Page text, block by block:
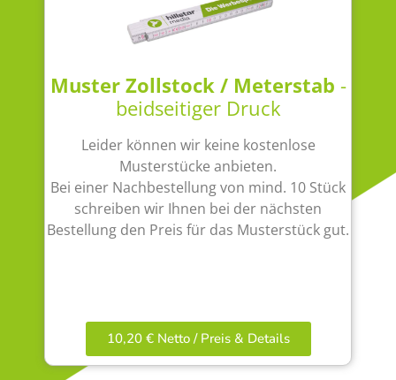
Muster Zollstock / Meterstab -
beidseitiger Druck
Leider können wir keine kostenlose
Musterstücke anbieten.
Bei einer Nachbestellung von mind. 10 Stück
schreiben wir Ihnen bei der nächsten
Bestellung den Preis für das Musterstück gut.
10,20 € Netto / Preis & Details